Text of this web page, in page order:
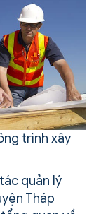
trình xây
quản lý
Tháp